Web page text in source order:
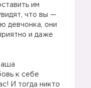
им
что вы —
девчонка, они
и даже
к себе
И тогда никто